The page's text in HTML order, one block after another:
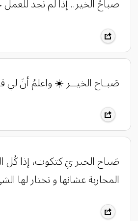
صَبـاح الخيــر ☀️ واعلمُ أنَ لي
صَباح الخير يَ كتكوت، إذا
المحاربة عشانها و تختار لها